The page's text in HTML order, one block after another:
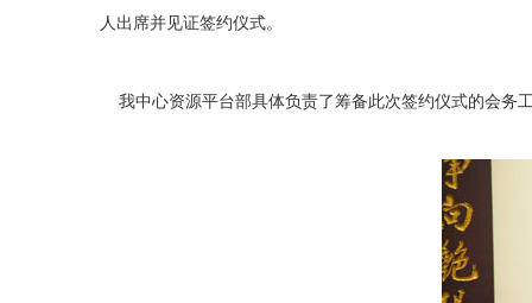
人出席并见证签约仪式。
我中心资源平台部具体负责了筹备此次签约仪式的会务